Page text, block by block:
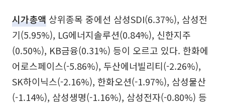
시가총액 상위종목 중에선 삼성SDI(6.37%), 삼성전
기(5.95%), LG에너지솔루션(0.84%), 신한지주
(0.50%), KB금융(0.31%) 등이 오르고 있다. 한화에
어로스페이스(-5.86%), 두산에너빌리티(-2.26%),
SK하이닉스(-2.16%), 한화오션(-1.97%), 삼성물산
(-1.14%), 삼성생명(-1.16%), 삼성전자(-0.80%) 등